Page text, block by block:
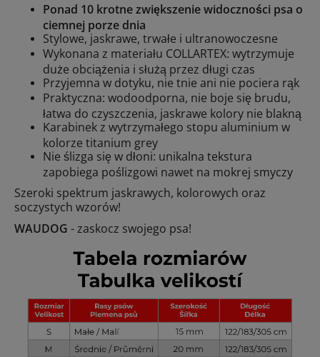
Ponad 10 krotne zwiększenie widoczności psa o
ciemnej porze dnia
Stylowe, jaskrawe, trwałe i ultranowoczesne
Wykonana z materiału COLLARTEX: wytrzymuje
duże obciążenia i służą przez długi czas
Przyjemna w dotyku, nie tnie ani nie pociera rąk
Praktyczna: wodoodporna, nie boje się brudu,
łatwa do czyszczenia, jaskrawe kolory nie blakną
Karabinek z wytrzymałego stopu aluminium w
kolorze titanium grey
Nie ślizga się w dłoni: unikalna tekstura
zapobiega poślizgowi nawet na mokrej smyczy
Szeroki spektrum jaskrawych, kolorowych oraz
soczystych wzorów!
WAUDOG - zaskocz swojego psa!